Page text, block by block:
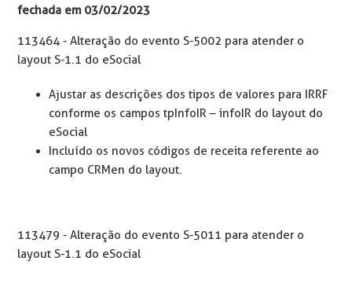
fechada em 03/02/2023
113464 - Alteração do evento S-5002 para atender o
layout S-1.1 do eSocial
Ajustar as descrições dos tipos de valores para IRRF
conforme os campos tpInfoIR – infoIR do layout do
eSocial
Incluído os novos códigos de receita referente ao
campo CRMen do layout.
113479 - Alteração do evento S-5011 para atender o
layout S-1.1 do eSocial